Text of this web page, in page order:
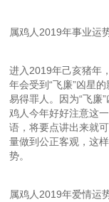
属鸡人2019年事业运
进入2019年己亥猪年
年会受到“飞廉”凶星
易得罪人。因为“飞廉
鸡人今年好好注意这
语，将要点讲出来就
量做到公正客观，这
势。
属鸡人2019年爱情运